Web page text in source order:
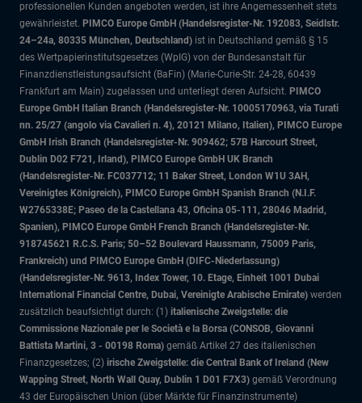
professionellen Kunden angeboten werden, ist ihre Angemessenheit stets
gewährleistet. PIMCO Europe GmbH (Handelsregister-Nr. 192083, Seidlstr.
24–24a, 80335 München, Deutschland) ist in Deutschland gemäß § 15
des Wertpapierinstitutsgesetzes (WpIG) von der Bundesanstalt für
Finanzdienstleistungsaufsicht (BaFin) (Marie-Curie-Str. 24-28, 60439
Frankfurt am Main) zugelassen und unterliegt deren Aufsicht. PIMCO
Europe GmbH Italian Branch (Handelsregister-Nr. 10005170963, via Turati
nn. 25/27 (angolo via Cavalieri n. 4), 20121 Milano, Italien), PIMCO Europe
GmbH Irish Branch (Handelsregister-Nr. 909462; 57B Harcourt Street,
Dublin D02 F721, Irland), PIMCO Europe GmbH UK Branch
(Handelsregister-Nr. FC037712; 11 Baker Street, London W1U 3AH,
Vereinigtes Königreich), PIMCO Europe GmbH Spanish Branch (N.I.F.
W2765338E; Paseo de la Castellana 43, Oficina 05-111, 28046 Madrid,
Spanien), PIMCO Europe GmbH French Branch (Handelsregister-Nr.
918745621 R.C.S. Paris; 50–52 Boulevard Haussmann, 75009 Paris,
Frankreich) und PIMCO Europe GmbH (DIFC-Niederlassung)
(Handelsregister-Nr. 9613, Index Tower, 10. Etage, Einheit 1001 Dubai
International Financial Centre, Dubai, Vereinigte Arabische Emirate) werden
zusätzlich beaufsichtigt durch: (1) italienische Zweigstelle: die
Commissione Nazionale per le Società e la Borsa (CONSOB, Giovanni
Battista Martini, 3 - 00198 Roma) gemäß Artikel 27 des italienischen
Finanzgesetzes; (2) irische Zweigstelle: die Central Bank of Ireland (New
Wapping Street, North Wall Quay, Dublin 1 D01 F7X3) gemäß Verordnung
43 der Europäischen Union (über Märkte für Finanzinstrumente)